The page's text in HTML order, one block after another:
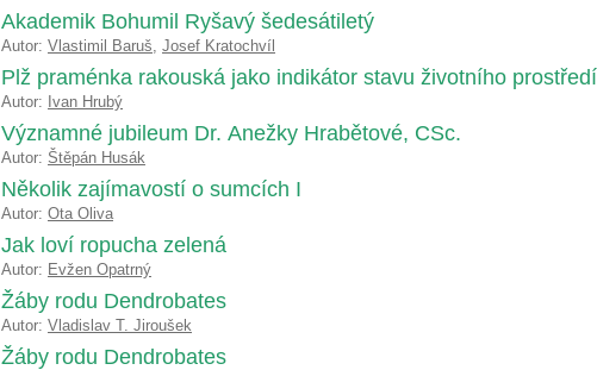
Akademik Bohumil Ryšavý šedesátiletý
Autor: Vlastimil Baruš, Josef Kratochvíl
Plž praménka rakouská jako indikátor stavu životního prostředí
Autor: Ivan Hrubý
Významné jubileum Dr. Anežky Hrabětové, CSc.
Autor: Štěpán Husák
Několik zajímavostí o sumcích I
Autor: Ota Oliva
Jak loví ropucha zelená
Autor: Evžen Opatrný
Žáby rodu Dendrobates
Autor: Vladislav T. Jiroušek
Žáby rodu Dendrobates